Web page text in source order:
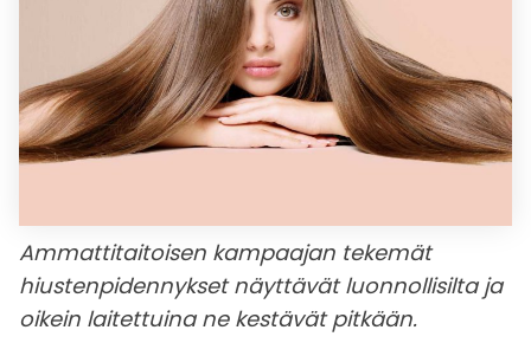
Ammattitaitoisen kampaajan tekemät
hiustenpidennykset näyttävät luonnollisilta ja
oikein laitettuina ne kestävät pitkään.